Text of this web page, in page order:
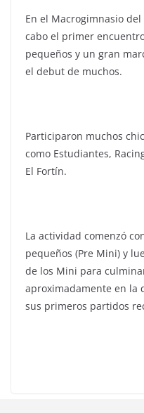
En el Macrogimnasio
cabo el primer
pequeños y un gran
el debut de muchos.
Participaron muchos
como Estudiantes,
El Fortín.
La actividad comenzó
pequeños (Pre Mini) y
de los Mini para
aproximadamente en la
sus primeros partidos